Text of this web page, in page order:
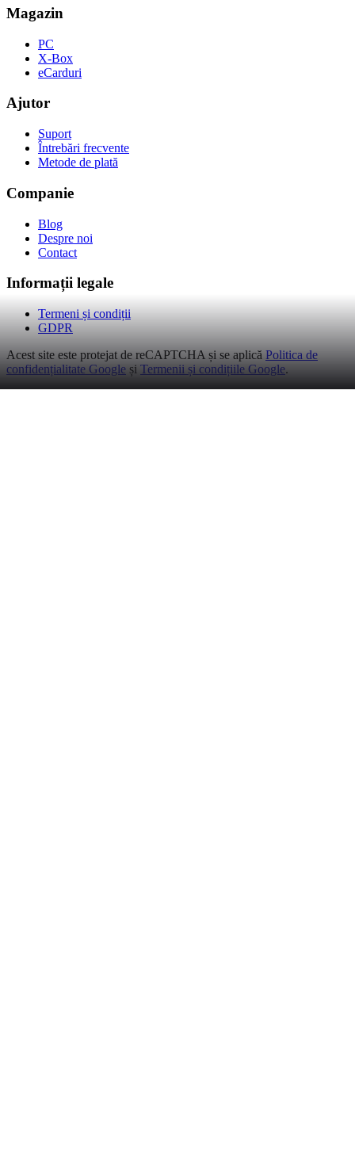
Magazin
PC
X-Box
eCarduri
Ajutor
Suport
Întrebări frecvente
Metode de plată
Companie
Blog
Despre noi
Contact
Informații legale
Termeni și condiții
GDPR
Acest site este protejat de reCAPTCHA și se aplică Politica de
confidențialitate Google și Termenii și condițiile Google.